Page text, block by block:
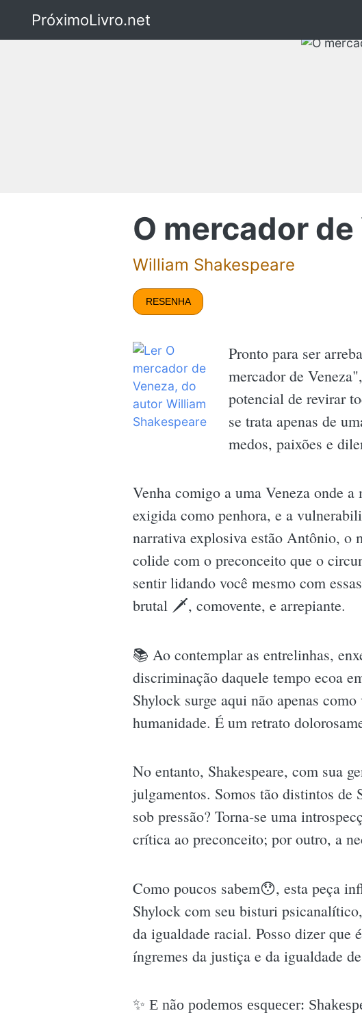
PróximoLivro.net
O mercador
William Shakespeare
RESENHA
Pronto para ser
mercador de
potencial de revirar
se trata apenas de
medos, paixões e
Venha comigo a uma Veneza onde
exigida como penhora, e a
narrativa explosiva estão Antônio, o
colide com o preconceito que o
sentir lidando você mesmo com
brutal 🗡, comovente, e arrepiante.
📚 Ao contemplar as entrelinhas,
discriminação daquele tempo ecoa
Shylock surge aqui não apenas
humanidade. É um retrato
No entanto, Shakespeare, com sua
julgamentos. Somos tão distintos de
sob pressão? Torna-se uma
crítica ao preconceito; por outro, a
Como poucos sabem😯, esta peça
Shylock com seu bisturi
da igualdade racial. Posso dizer que
íngremes da justiça e da igualdade
✨️ E não podemos esquecer: